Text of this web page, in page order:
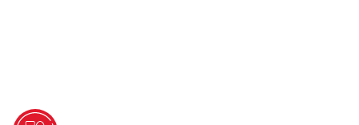
に
移